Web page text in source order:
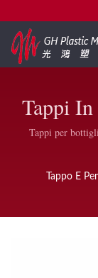
Tappi In
Tappi per
nero opaco,
articoli a
Tappo E